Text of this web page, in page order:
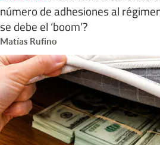
número de adhesiones al
se debe el ‘boom’?
Matías Rufino